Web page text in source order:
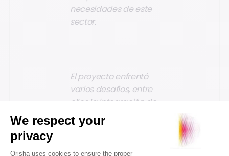
necesidades de este
sector.
El proyecto enfrentó
varios desafíos, entre
ellos la integración de
la aplicación con el
sistema POS, la
sistema contable del